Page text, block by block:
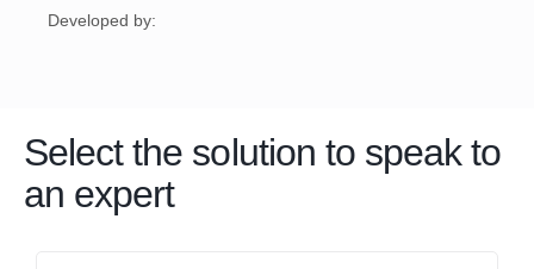
Developed by:
Select the solution to speak to
an expert